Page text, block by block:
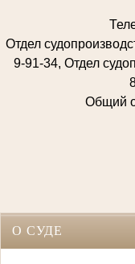
Отдел
9-91-34, Отдел
Общий
О СУДЕ